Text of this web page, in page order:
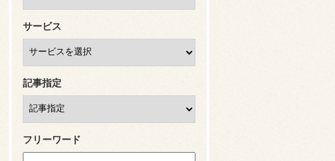
サービス
記事指定
フリーワード